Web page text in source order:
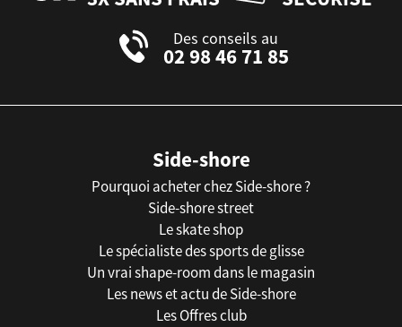
Des conseils au
02 98 46 71 85
Side-shore
Pourquoi acheter chez Side-shore ?
Side-shore street
Le skate shop
Le spécialiste des sports de glisse
Un vrai shape-room dans le magasin
Les news et actu de Side-shore
Les Offres club